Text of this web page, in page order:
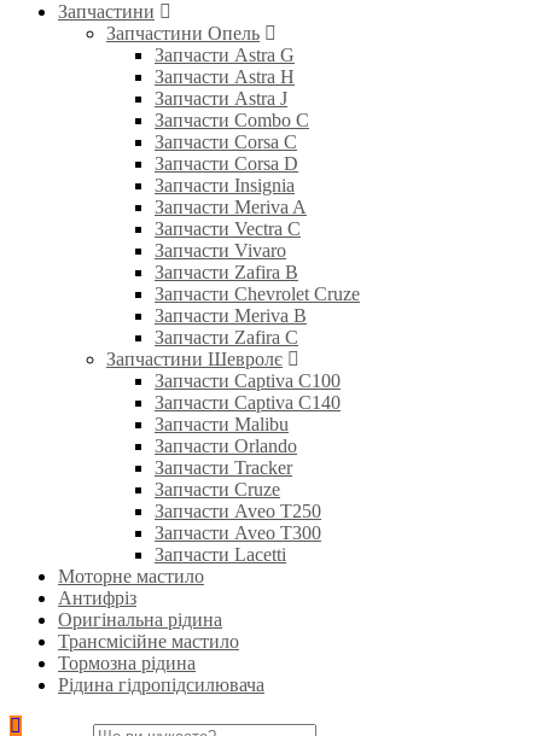
Запчастини
Запчастини Опель
Запчасти Astra G
Запчасти Astra H
Запчасти Astra J
Запчасти Combo C
Запчасти Corsa C
Запчасти Corsa D
Запчасти Insignia
Запчасти Meriva A
Запчасти Vectra C
Запчасти Vivaro
Запчасти Zafira B
Запчасти Chevrolet Cruze
Запчасти Meriva B
Запчасти Zafira C
Запчастини Шевролє
Запчасти Captiva C100
Запчасти Captiva C140
Запчасти Malibu
Запчасти Orlando
Запчасти Tracker
Запчасти Cruze
Запчасти Aveo T250
Запчасти Aveo T300
Запчасти Lacetti
Моторне мастило
Антифріз
Оригінальна рідина
Трансмісійне мастило
Тормозна рідина
Рідина гідропідсилювача